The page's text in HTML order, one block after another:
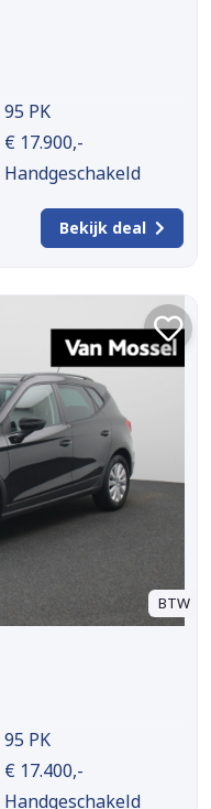
95 PK
€ 17.900,-
Handgeschakeld
Bekijk deal
BTW
95 PK
€ 17.400,-
Handgeschakeld